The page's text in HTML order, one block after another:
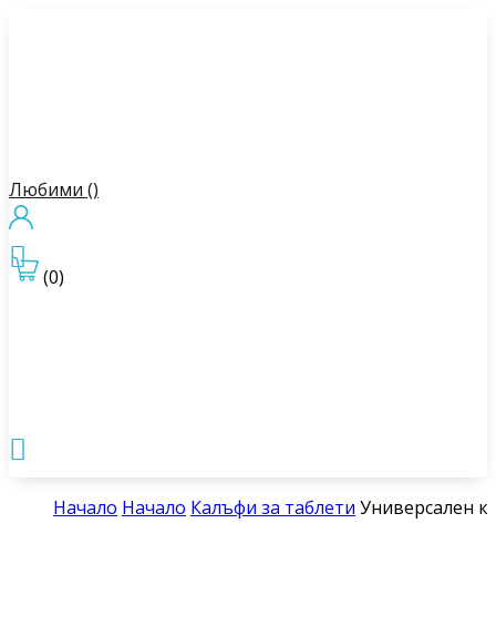
Любими ()
(0)


Начало Начало Калъфи за таблети Универсален